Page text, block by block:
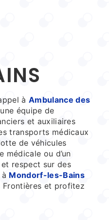
àAmbulance des
équipe de
et auxiliaires
transports médicaux
de véhicules
médicale ou d’un
respect sur des
Mondorf-les-Bains
Frontières et profitez